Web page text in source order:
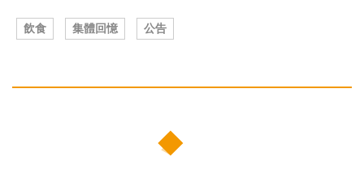
飲食 集體回憶 公告